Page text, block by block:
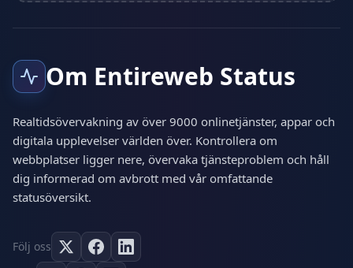
Om Entireweb Status
Realtidsövervakning av över 9000 onlinetjänster, appar och
digitala upplevelser världen över. Kontrollera om
webbplatser ligger nere, övervaka tjänsteproblem och håll
dig informerad om avbrott med vår omfattande
statusöversikt.
Följ oss